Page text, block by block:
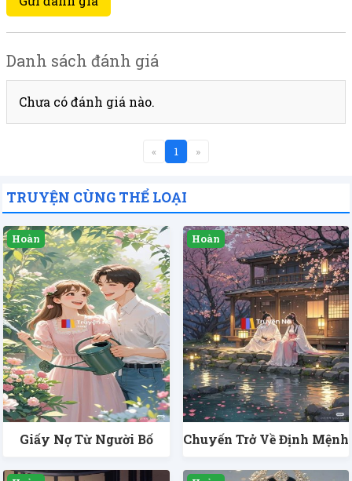
Danh sách đánh giá
Chưa có đánh giá nào.
« 1 »
TRUYỆN CÙNG THỂ LOẠI
Giấy Nợ Từ Người Bố Chuyến Trở Về Định Mệnh